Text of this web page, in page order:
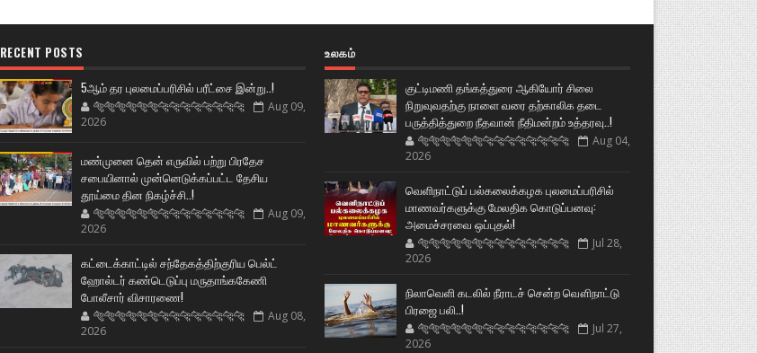
RECENT POSTS
5ஆம் தர புலமைப்பரிசில் பரீட்சை இன்று..!
🐅🐅🐅🐅🐅🐅🐆🐆🐆🐆🐆🐆🐆🐆
Aug 09,
2026
மண்முனை தென் எருவில் பற்று பிரதேச
சபையினால் முன்னெடுக்கப்பட்ட தேசிய
தூய்மை தின நிகழ்ச்சி..!
🐅🐅🐅🐅🐅🐅🐆🐆🐆🐆🐆🐆🐆🐆
Aug 09,
2026
கட்டைக்காட்டில் சந்தேகத்திற்குரிய பெல்ட்
ஹோல்டர் கண்டெடுப்பு மருதாங்ககேணி
போலீசார் விசாரணை!
🐅🐅🐅🐅🐅🐅🐆🐆🐆🐆🐆🐆🐆🐆
Aug 08,
2026
உலகம்
குட்டிமணி தங்கத்துரை ஆகியோர் சிலை
நிறுவுவதற்கு நாளை வரை தற்காலிக தடை
பருத்தித்துறை நீதவான் நீதிமன்றம் உத்தரவு..!
🐅🐅🐅🐅🐅🐅🐆🐆🐆🐆🐆🐆🐆🐆
Aug 04,
2026
வெளிநாட்டுப் பல்கலைக்கழக புலமைப்பரிசில்
மாணவர்களுக்கு மேலதிக கொடுப்பனவு:
அமைச்சரவை ஒப்புதல்!
🐅🐅🐅🐅🐅🐅🐆🐆🐆🐆🐆🐆🐆🐆
Jul 28,
2026
நிலாவெளி கடலில் நீராடச் சென்ற வௌிநாட்டு
பிரஜை பலி..!
🐅🐅🐅🐅🐅🐅🐆🐆🐆🐆🐆🐆🐆🐆
Jul 27,
2026